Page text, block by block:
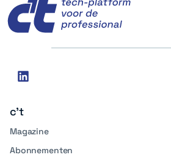
Social
linkedin
c't
Magazine
Abonnementen